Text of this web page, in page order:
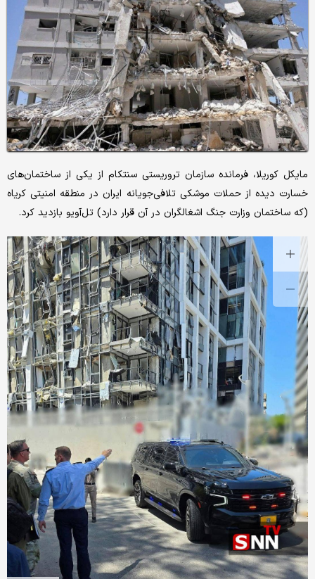
مایکل کوریلا، فرمانده سازمان تروریستی سنتکام از یکی از ساختمان‌های
خسارت دیده از حملات موشکی تلافی‌جویانه ایران در منطقه امنیتی کریاه
(که ساختمان وزارت جنگ اشغالگران در آن قرار دارد) تل‌آویو بازدید کرد.